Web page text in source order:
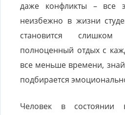
даже конфликты – все
неизбежно в жизни
становится
полноценный отдых с
все меньше времени,
подбирается
Человек в состоянии